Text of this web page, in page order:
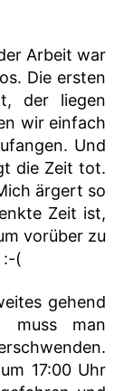
Arbeit war
Die ersten
der liegen
wir einfach
Und
die Zeit tot.
ärgert so
Zeit ist,
vorüber zu
:-(
gehend
muss man
17:00 Uhr